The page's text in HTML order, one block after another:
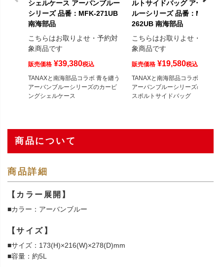
シェルケース アーバンブルー
シリーズ 品番：MFK-271UB
南海部品
こちらはお取りよせ・予約対
象商品です
販売価格 ¥39,380税込
TANAXと南海部品コラボ 青を纏う
アーバンブルーシリーズのカービ
ングシェルケース
ルトサイドバッグ アーバン
ルーシリーズ 品番：MFK-
262UB 南海部品
こちらはお取りよせ・予約対
象商品です
販売価格 ¥19,580税込
TANAXと南海部品コラボ 青を纏
アーバンブルーシリーズのライト
スポルトサイドバッグ
商品について
商品詳細
【カラー展開】
■カラー：アーバンブルー
【サイズ】
■サイズ：173(H)×216(W)×278(D)mm
■容量：約5L